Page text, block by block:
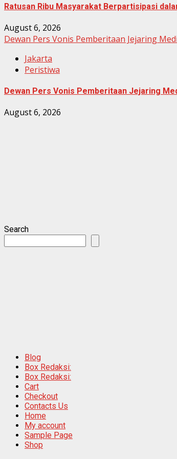
Ratusan Ribu Masyarakat Berpartisipasi
August 6, 2026
Dewan Pers Vonis Pemberitaan Jejaring
Jakarta
Peristiwa
Dewan Pers Vonis Pemberitaan Jejaring
August 6, 2026
Search
Blog
Box Redaksi:
Box Redaksi:
Cart
Checkout
Contacts Us
Home
My account
Sample Page
Shop